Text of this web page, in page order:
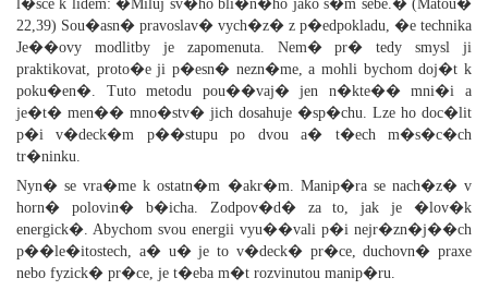
l�sce k lidem: �Miluj sv�ho bli�n�ho jako s�m sebe.� (Matou�
22,39) Sou�asn� pravoslav� vych�z� z p�edpokladu, �e technika
Je��ovy modlitby je zapomenuta. Nem� pr� tedy smysl ji
praktikovat, proto�e ji p�esn� nezn�me, a mohli bychom doj�t k
poku�en�. Tuto metodu pou��vaj� jen n�kte�� mni�i a
je�t� men�� mno�stv� jich dosahuje �sp�chu. Lze ho doc�lit
p�i v�deck�m p��stupu po dvou a� t�ech m�s�c�ch
tr�ninku.
Nyn� se vra�me k ostatn�m �akr�m. Manip�ra se nach�z� v
horn� polovin� b�icha. Zodpov�d� za to, jak je �lov�k
energick�. Abychom svou energii vyu��vali p�i nejr�zn�j��ch
p��le�itostech, a� u� je to v�deck� pr�ce, duchovn� praxe
nebo fyzick� pr�ce, je t�eba m�t rozvinutou manip�ru.